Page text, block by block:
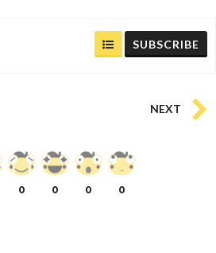
SUBSCRIBE
NEXT
0 0 0 0